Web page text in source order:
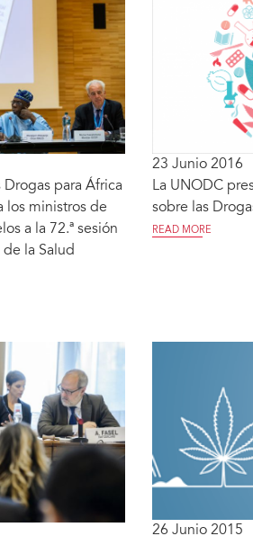
para África
los ministros de
a la 72.ª sesión
la Salud
23 Junio 2016
La UNODC
sobre las
READ MORE
26 Junio 2015